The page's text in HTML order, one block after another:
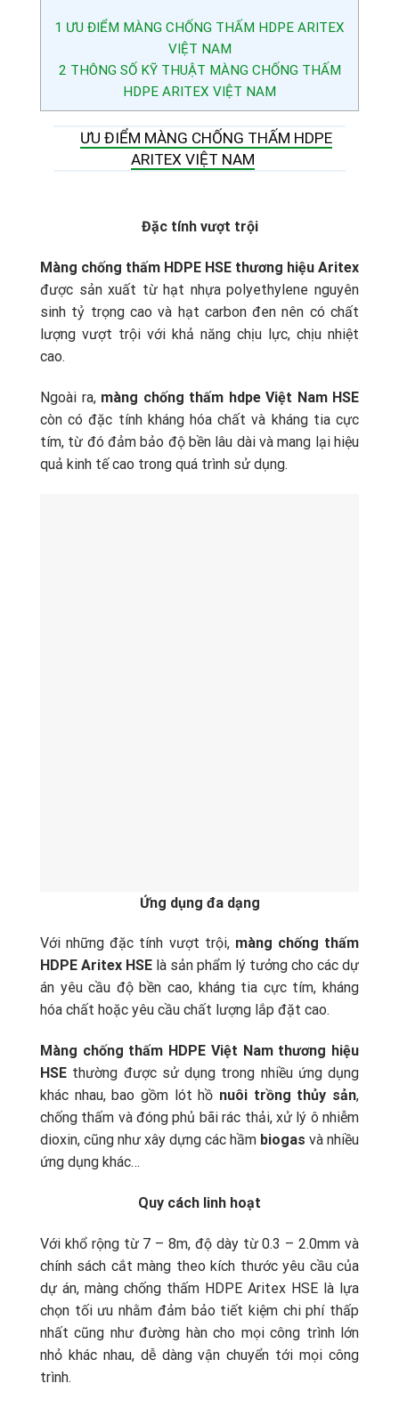
1 ƯU ĐIỂM MÀNG CHỐNG THẤM HDPE ARITEX
VIỆT NAM
2 THÔNG SỐ KỸ THUẬT MÀNG CHỐNG THẤM
HDPE ARITEX VIỆT NAM
ƯU ĐIỂM MÀNG CHỐNG THẤM HDPE
ARITEX VIỆT NAM
Đặc tính vượt trội
Màng chống thấm HDPE HSE thương hiệu Aritex
được sản xuất từ hạt nhựa polyethylene nguyên
sinh tỷ trọng cao và hạt carbon đen nên có chất
lượng vượt trội với khả năng chịu lực, chịu nhiệt
cao.
Ngoài ra, màng chống thấm hdpe Việt Nam HSE
còn có đặc tính kháng hóa chất và kháng tia cực
tím, từ đó đảm bảo độ bền lâu dài và mang lại hiệu
quả kinh tế cao trong quá trình sử dụng.
Ứng dụng đa dạng
Với những đặc tính vượt trội, màng chống thấm
HDPE Aritex HSE là sản phẩm lý tưởng cho các dự
án yêu cầu độ bền cao, kháng tia cực tím, kháng
hóa chất hoặc yêu cầu chất lượng lắp đặt cao.
Màng chống thấm HDPE Việt Nam thương hiệu
HSE thường được sử dụng trong nhiều ứng dụng
khác nhau, bao gồm lót hồ nuôi trồng thủy sản,
chống thấm và đóng phủ bãi rác thải, xử lý ô nhiễm
dioxin, cũng như xây dựng các hầm biogas và nhiều
ứng dụng khác…
Quy cách linh hoạt
Với khổ rộng từ 7 – 8m, độ dày từ 0.3 – 2.0mm và
chính sách cắt màng theo kích thước yêu cầu của
dự án, màng chống thấm HDPE Aritex HSE là lựa
chọn tối ưu nhằm đảm bảo tiết kiệm chi phí thấp
nhất cũng như đường hàn cho mọi công trình lớn
nhỏ khác nhau, dễ dàng vận chuyển tới mọi công
trình.